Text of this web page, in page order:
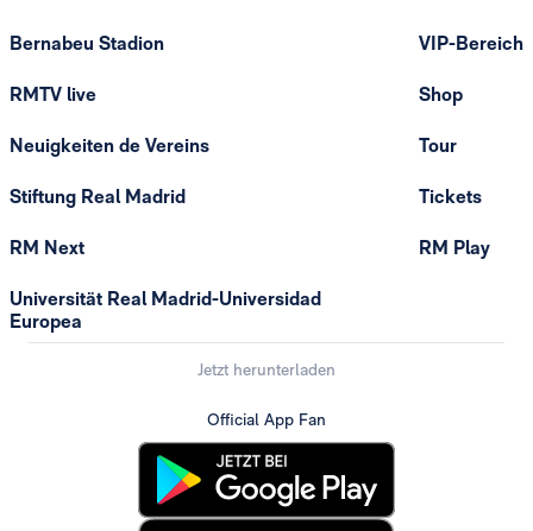
Bernabeu Stadion
RMTV live
Neuigkeiten de Vereins
Stiftung Real Madrid
RM Next
Universität Real Madrid-Universidad
Europea
VIP-Bereich
Shop
Tour
Tickets
RM Play
Jetzt herunterladen
Official App Fan